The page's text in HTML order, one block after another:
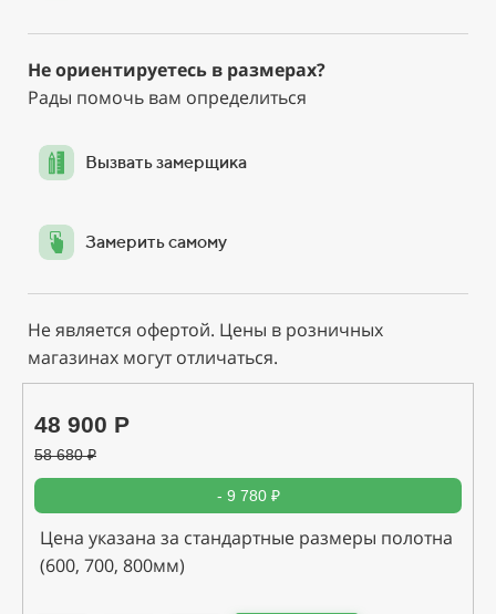
Не ориентируетесь в размерах?
Рады помочь вам определиться
Вызвать замерщика
Замерить самому
Не является офертой. Цены в розничных
магазинах могут отличаться.
48 900 Р
58 680₽
- 9 780 ₽
Цена указана за стандартные размеры полотна
(600, 700, 800мм)